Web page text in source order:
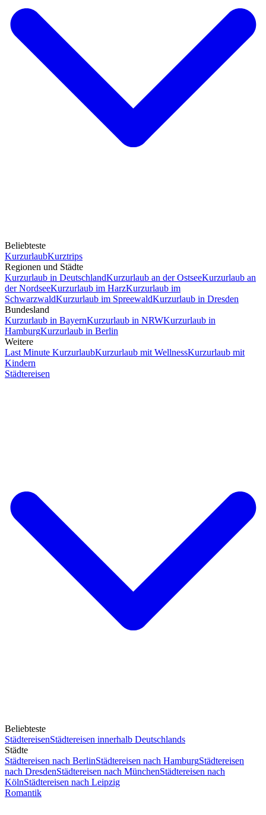
Beliebteste
KurzurlaubKurztrips
Regionen und Städte
Kurzurlaub in DeutschlandKurzurlaub an der OstseeKurzurlaub an
der NordseeKurzurlaub im HarzKurzurlaub im
SchwarzwaldKurzurlaub im SpreewaldKurzurlaub in Dresden
Bundesland
Kurzurlaub in BayernKurzurlaub in NRWKurzurlaub in
HamburgKurzurlaub in Berlin
Weitere
Last Minute KurzurlaubKurzurlaub mit WellnessKurzurlaub mit
Kindern
Städtereisen
Beliebteste
StädtereisenStädtereisen innerhalb Deutschlands
Städte
Städtereisen nach BerlinStädtereisen nach HamburgStädtereisen
nach DresdenStädtereisen nach MünchenStädtereisen nach
KölnStädtereisen nach Leipzig
Romantik